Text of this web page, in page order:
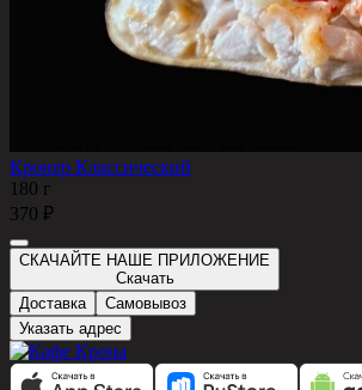
Кронер Классический
180 г
370 ₽
СКАЧАЙТЕ НАШЕ ПРИЛОЖЕНИЕ
Скачать
Доставка
Самовывоз
Указать адрес